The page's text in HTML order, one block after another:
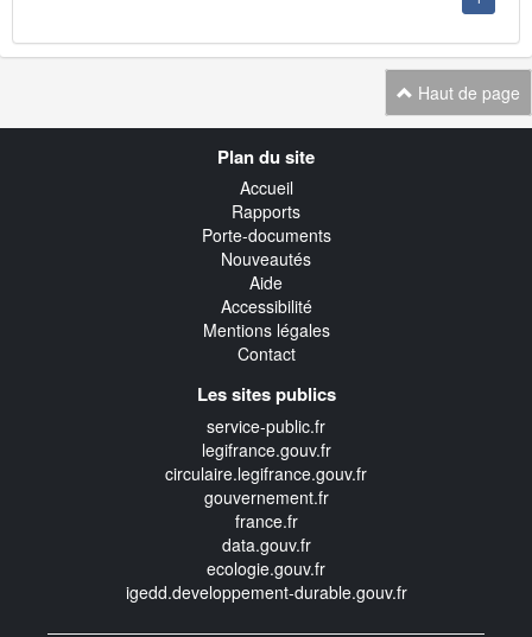
Haut de page
Plan du site
Accueil
Rapports
Porte-documents
Nouveautés
Aide
Accessibilité
Mentions légales
Contact
Les sites publics
service-public.fr
legifrance.gouv.fr
circulaire.legifrance.gouv.fr
gouvernement.fr
france.fr
data.gouv.fr
ecologie.gouv.fr
igedd.developpement-durable.gouv.fr